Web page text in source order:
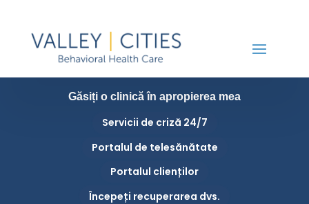
Găsiți o clinică în apropierea mea
Servicii de criză 24/7
Portalul de telesănătate
Portalul clienților
Începeți recuperarea dvs.